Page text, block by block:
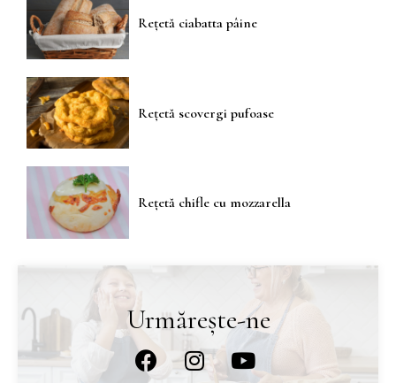
Rețetă ciabatta pâine
Rețetă scovergi pufoase
Rețetă chifle cu mozzarella
Urmărește-ne